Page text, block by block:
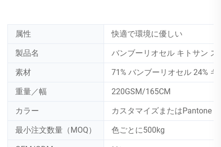
属性 快適で環境に優しい
製品名 バンブーリオセル キトサン
素材 71% バンブーリオセル 24%
重量／幅 220GSM/165CM
カラー カスタマイズまたはPantone
最小注文数量（MOQ） 色ごとに500kg